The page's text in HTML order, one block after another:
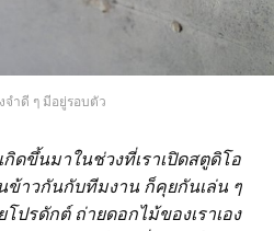
จำดี ๆ มีอยู่รอบตัว
ดขึ้นมาในช่วงที่เราเปิดสตูดิโอ
ข้าวกันกับทีมงาน ก็คุยกันเล่น ๆ
โปรดักต์ ถ่ายดอกไม้ของเราเอง